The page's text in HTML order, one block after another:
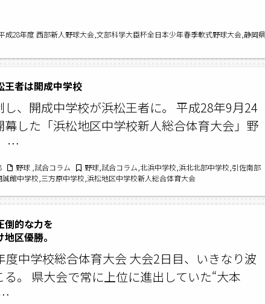
成28年度 西部新人野球大会,文部科学大臣杯全日本少年春季軟式野球大会,静岡
王者は開成中学校
し、開成中学校が浜松王者に。 平成28年9月24
幕した「浜松地区中学校新人総合体育大会」野
…
野球 ,試合コラム
野球,試合コラム,北浜中学校,浜北北部中学校,引佐南部
誠館中学校,三方原中学校,浜松地区中学校新人総合体育大会
倒的な力を
区優勝。
度中学校総合体育大会 大会2日目、いきなり波
る。 県大会で常に上位に進出していた“大本